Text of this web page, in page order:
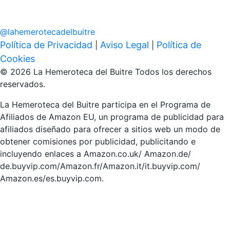
@lahemerotecadelbuitre
Política de Privacidad Aviso Legal
Política de
Cookies
© 2026 La Hemeroteca del Buitre Todos los derechos
reservados.
La Hemeroteca del Buitre participa en el Programa de
Afiliados de Amazon EU, un programa de publicidad para
afiliados diseñado para ofrecer a sitios web un modo de
obtener comisiones por publicidad, publicitando e
incluyendo enlaces a Amazon.co.uk/ Amazon.de/
de.buyvip.com/Amazon.fr/Amazon.it/it.buyvip.com/
Amazon.es/es.buyvip.com.